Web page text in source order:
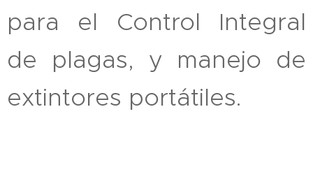
para el Control Integral
de plagas, y manejo de
extintores portátiles.